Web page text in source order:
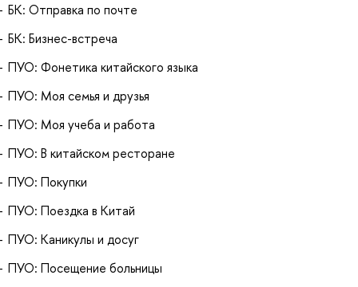
БК: Отправка по почте
БК: Бизнес-встреча
ПУО: Фонетика китайского языка
ПУО: Моя семья и друзья
ПУО: Моя учеба и работа
ПУО: В китайском ресторане
ПУО: Покупки
ПУО: Поездка в Китай
ПУО: Каникулы и досуг
ПУО: Посещение больницы